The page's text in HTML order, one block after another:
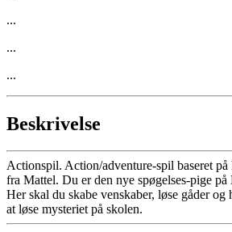
...
...
...
Beskrivelse
Actionspil. Action/adventure-spil baseret
fra Mattel. Du er den nye spøgelses-pige
Her skal du skabe venskaber, løse gåder
at løse mysteriet på skolen.